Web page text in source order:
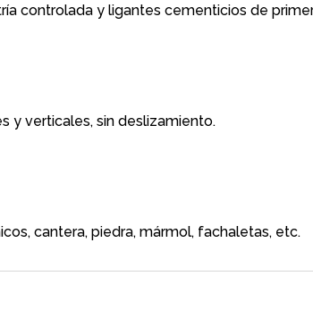
controlada y ligantes cementicios de
y verticales, sin deslizamiento.
cantera, piedra, mármol, fachaletas, etc.